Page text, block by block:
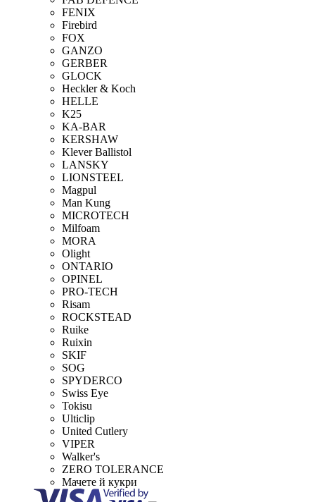
FENIX
Firebird
FOX
GANZO
GERBER
GLOCK
Heckler & Koch
HELLE
K25
KA-BAR
KERSHAW
Klever Ballistol
LANSKY
LIONSTEEL
Magpul
Man Kung
MICROTECH
Milfoam
MORA
Olight
ONTARIO
OPINEL
PRO-TECH
Risam
ROCKSTEAD
Ruike
Ruixin
SKIF
SOG
SPYDERCO
Swiss Eye
Tokisu
Ulticlip
United Cutlery
VIPER
Walker's
ZERO TOLERANCE
Мачете й кукри